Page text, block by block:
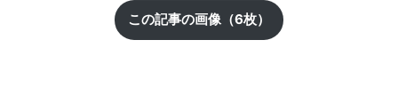
この記事の画像（6枚）